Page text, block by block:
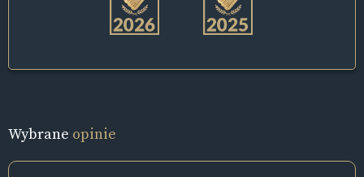
Wybrane opinie